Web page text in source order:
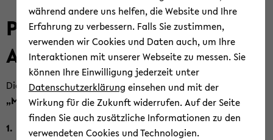
sprin­
gen
und
Haupt­
me­
wech­
Per­sön­li­ches Post­fach in
Apple Mail ein­bin­den
Die Kon­fi­gu­ra­ti­on von neuen E-​Mail-Konten er­folgt über
„Mail > Ac­count hin­zu­fü­gen ...“.
1.
während andere uns helfen, die Website und Ihre
Erfahrung zu verbessern. Falls Sie zustimmen,
verwenden wir Cookies und Daten auch, um Ihre
Interaktionen mit unserer Webseite zu messen. Sie
können Ihre Einwilligung jederzeit unter
Datenschutzerklärung einsehen und mit der
Wirkung für die Zukunft widerrufen. Auf der Seite
finden Sie auch zusätzliche Informationen zu den
verwendeten Cookies und Technologien.